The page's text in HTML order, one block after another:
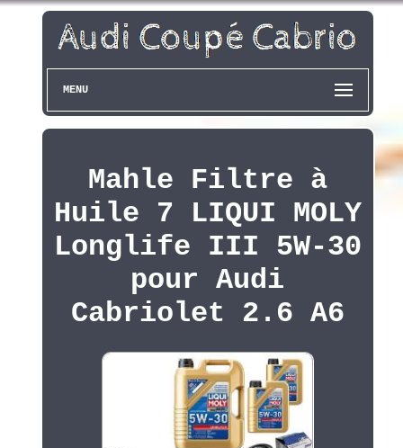
MENU
Mahle Filtre à
Huile 7 LIQUI MOLY
Longlife III 5W-30
pour Audi
Cabriolet 2.6 A6